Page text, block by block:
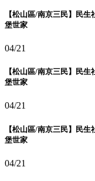
【松山區/南京三民】民
堡世家
04/21
【松山區/南京三民】民
堡世家
04/21
【松山區/南京三民】民
堡世家
04/21